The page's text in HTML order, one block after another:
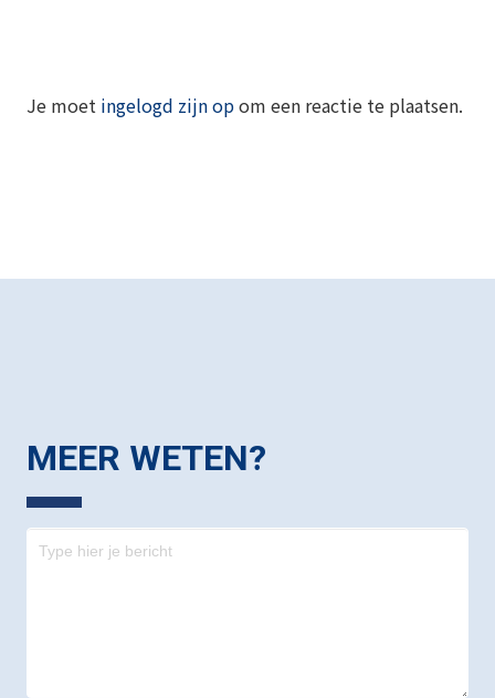
Je moet ingelogd zijn opom een reactie te plaatsen.
MEER WETEN?
Contact